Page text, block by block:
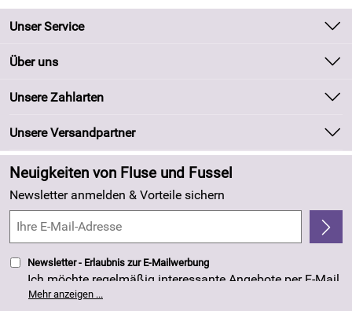
Unser Service
Kontakt
Kundeninformationen
Newsletter
Zahlung und Versand
Kundenlogin
Über uns
Unsere Bestseller
Neu
Angebote
Made in Germany
4,8/5
Unsere Zahlarten
Unsere Versandpartner
Neuigkeiten von Fluse und Fussel
Newsletter anmelden & Vorteile sichern
Newsletter - Erlaubnis zur E-Mailwerbung
Ich möchte regelmäßig interessante Angebote per E-Mail
erhalten. Meine E-Mail-Adresse wird nicht an andere
Unternehmen weitergegeben. Die Einwilligung zur
Mehr anzeigen ...